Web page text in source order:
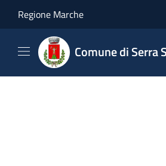
Regione Marche
Comune di Serra